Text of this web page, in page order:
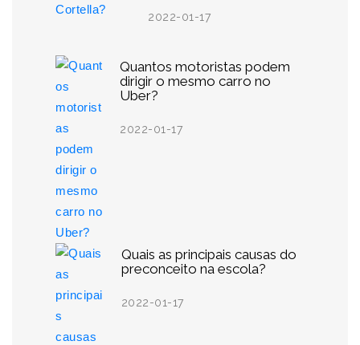
2022-01-17
Quantos motoristas podem
dirigir o mesmo carro no
Uber?
2022-01-17
Quais as principais causas do
preconceito na escola?
2022-01-17